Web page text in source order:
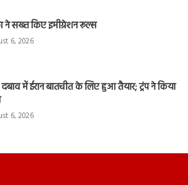
ने सख्त किए इमीग्रेशन रूल्स
6, 2026
में ईरान बातचीत के लिए हुआ तैयार; ट्रंप ने किया
6, 2026